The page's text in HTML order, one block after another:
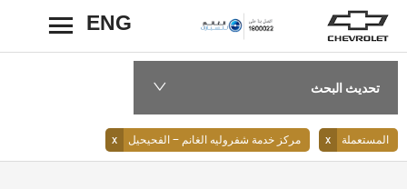
ENG رجوع
تحديث البحث
المستعملة مركز خدمة شفروليه الغانم – الفحيحيل